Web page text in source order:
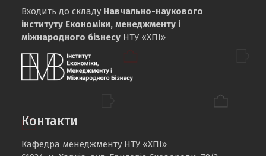
Входить до складу Навчально-наукового
інституту Економіки, менеджменту і
міжнародного бізнесу НТУ «ХПІ»
Контакти
Кафедра менеджменту НТУ «ХПІ»